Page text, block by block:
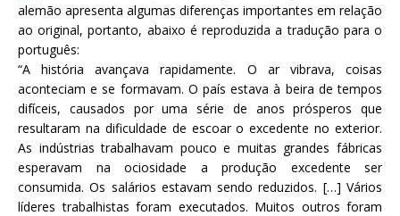
alemão apresenta algumas diferenças importantes em relação
ao original, portanto, abaixo é reproduzida a tradução para o
português:
“A história avançava rapidamente. O ar vibrava, coisas
aconteciam e se formavam. O país estava à beira de tempos
difíceis, causados por uma série de anos prósperos que
resultaram na dificuldade de escoar o excedente no exterior.
As indústrias trabalhavam pouco e muitas grandes fábricas
esperavam na ociosidade a produção excedente ser
consumida. Os salários estavam sendo reduzidos. […] Vários
líderes trabalhistas foram executados. Muitos outros foram